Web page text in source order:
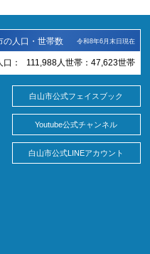
の人口・世帯数 令和8年6月末日現在
口： 111,988 人 世帯： 47,623世帯
白山市公式フェイスブック
Youtube公式チャンネル
白山市公式LINEアカウント